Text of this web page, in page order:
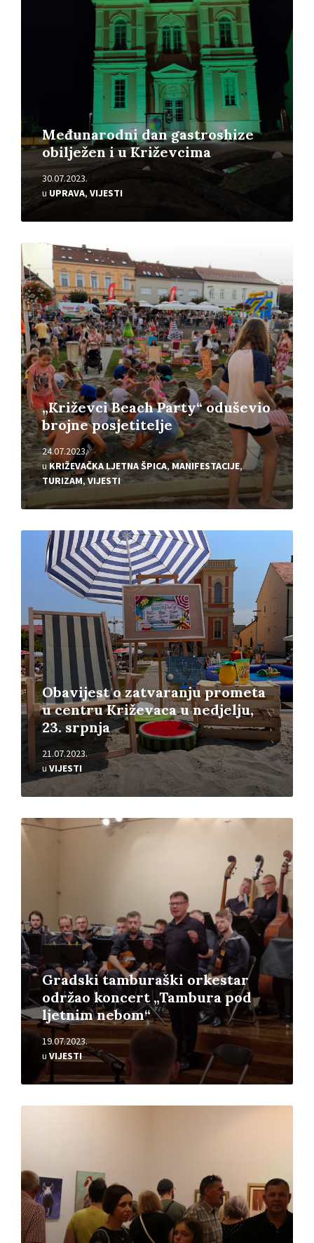
Međunarodni dan gastroshize
obilježen i u Križevcima
30.07.2023.
u UPRAVA, VIJESTI
„Križevci Beach Party“ oduševio
brojne posjetitelje
24.07.2023.
uKRIŽEVAČKA LJETNA ŠPICA,MANIFESTACIJE,
TURIZAM,VIJESTI
Pročitajte
više
Obavijest o zatvaranju prometa
u centru Križevaca u nedjelju,
23. srpnja
21.07.2023.
u VIJESTI
Pročitajte
Gradski tamburaški orkestar
održao koncert „Tambura pod
ljetnim nebom“
19.07.2023.
u VIJESTI
Pročitajte
više